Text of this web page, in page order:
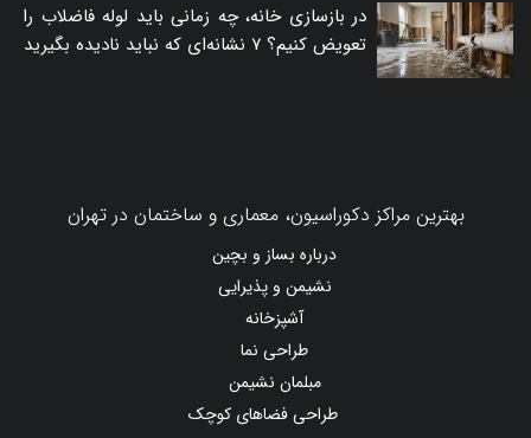
در بازسازی خانه، چه زمانی باید لوله فاضلاب را
تعویض کنیم؟ ۷ نشانه‌ای که نباید نادیده بگیرید
بهترین مراکز دکوراسیون، معماری و ساختمان در تهران
درباره بساز و بچین
نشیمن و پذیرایی
آشپزخانه
طراحی نما
مبلمان نشیمن
طراحی فضاهای کوچک